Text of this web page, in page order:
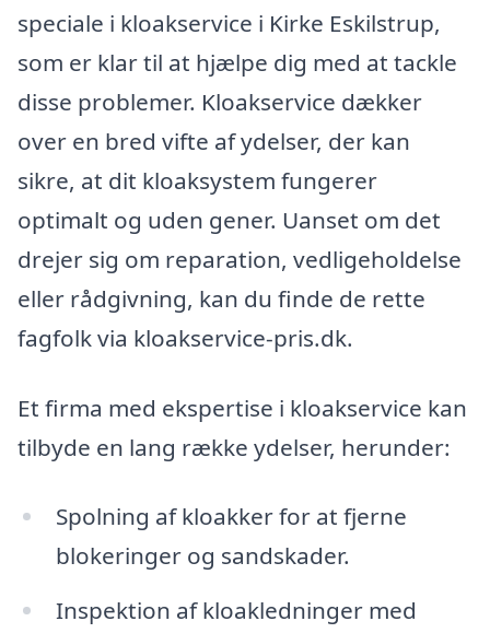
speciale i kloakservice i Kirke Eskilstrup,
som er klar til at hjælpe dig med at tackle
disse problemer. Kloakservice dækker
over en bred vifte af ydelser, der kan
sikre, at dit kloaksystem fungerer
optimalt og uden gener. Uanset om det
drejer sig om reparation, vedligeholdelse
eller rådgivning, kan du finde de rette
fagfolk via kloakservice-pris.dk.
Et firma med ekspertise i kloakservice kan
tilbyde en lang række ydelser, herunder:
Spolning af kloakker for at fjerne
blokeringer og sandskader.
Inspektion af kloakledninger med